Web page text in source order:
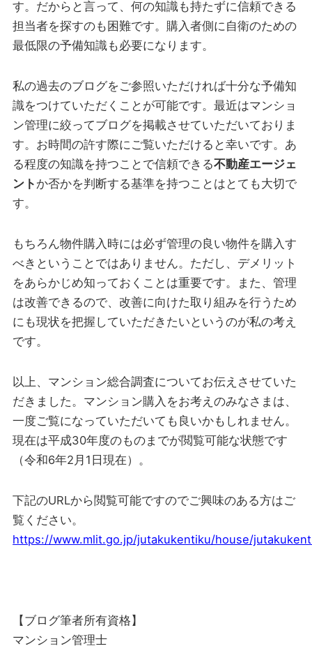
す。だからと言って、何の知識も持たずに信頼できる
担当者を探すのも困難です。購入者側に自衛のための
最低限の予備知識も必要になります。
私の過去のブログをご参照いただければ十分な予備知
識をつけていただくことが可能です。最近はマンショ
ン管理に絞ってブログを掲載させていただいておりま
す。お時間の許す際にご覧いただけると幸いです。あ
る程度の知識を持つことで信頼できる不動産エージェ
ント か否かを判断する基準を持つことはとても大切で
す。
もちろん物件購入時には必ず管理の良い物件を購入す
べきということではありません。ただし、デメリット
をあらかじめ知っておくことは重要です。また、管理
は改善できるので、改善に向けた取り組みを行うため
にも現状を把握していただきたいというのが私の考え
です。
以上、マンション総合調査についてお伝えさせていた
だきました。マンション購入をお考えのみなさまは、
一度ご覧になっていただいても良いかもしれません。
現在は平成30年度のものまでが閲覧可能な状態です
（令和6年2月1日現在）。
下記のURLから閲覧可能ですのでご興味のある方はご
覧ください。
https://www.mlit.go.jp/jutakukentiku/house/
【ブログ筆者所有資格】
マンション管理士